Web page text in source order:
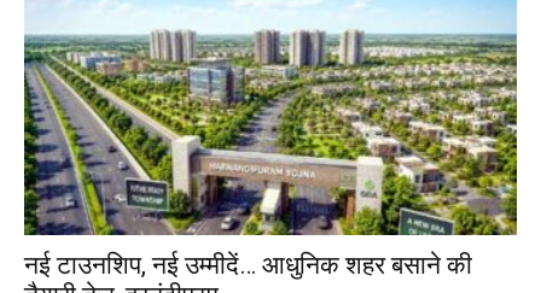
नई टाउनशिप, नई उम्मीदें… आधुनिक शहर बसाने की